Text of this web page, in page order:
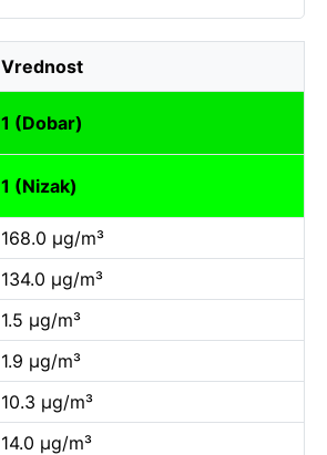
Vrednost
1 (Dobar)
1 (Nizak)
168.0 µg/m³
134.0 µg/m³
1.5 µg/m³
1.9 µg/m³
10.3 µg/m³
14.0 µg/m³